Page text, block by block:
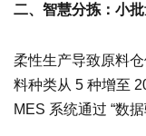
二、智慧分拣：小
柔性生产导致原料
料种类从 5 种增至
MES 系统通过 “数